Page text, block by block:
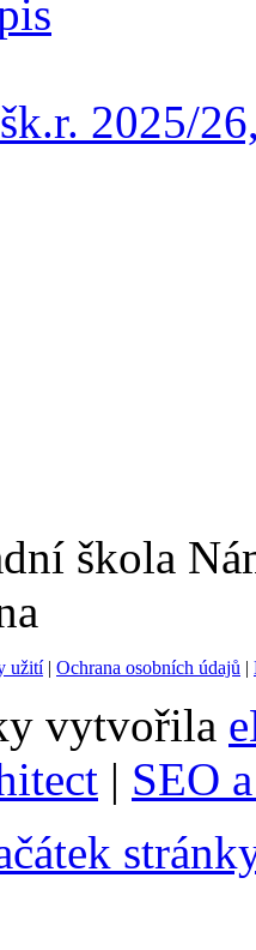
2025/
škola
užití| Ochrana osobních údajů |
vytvořila
| SEO